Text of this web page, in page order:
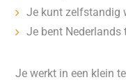
Je kunt zelfstandig
Je bent Nederlands
Je werkt in een klein